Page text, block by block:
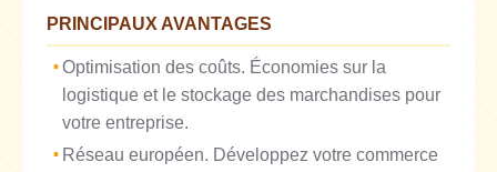
PRINCIPAUX AVANTAGES
Optimisation des coûts. Économies sur la
logistique et le stockage des marchandises pour
votre entreprise.
Réseau européen. Développez votre commerce